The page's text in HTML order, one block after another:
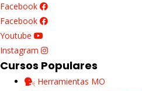
Facebook
Facebook
Youtube
Instagram
Cursos Populares
Herramientas MO